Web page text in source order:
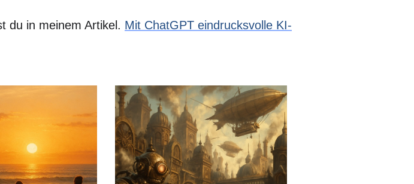
du in meinem Artikel. Mit ChatGPT eindrucksvolle KI-